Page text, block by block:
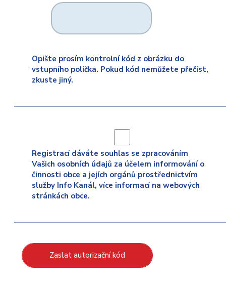
Opište prosím kontrolní kód z obrázku do
vstupního políčka. Pokud kód nemůžete přečíst,
zkuste jiný.
Registrací dáváte souhlas se zpracováním
Vašich osobních údajů za účelem informování o
činnosti obce a jejích orgánů prostřednictvím
služby Info Kanál, více informací na webových
stránkách obce.
Zaslat autorizační kód